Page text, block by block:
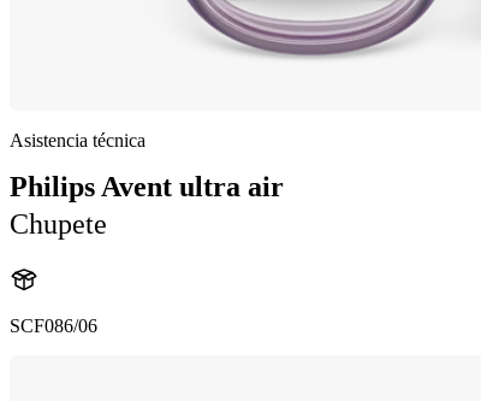
Asistencia técnica
Philips Avent ultra air
Chupete
SCF086/06